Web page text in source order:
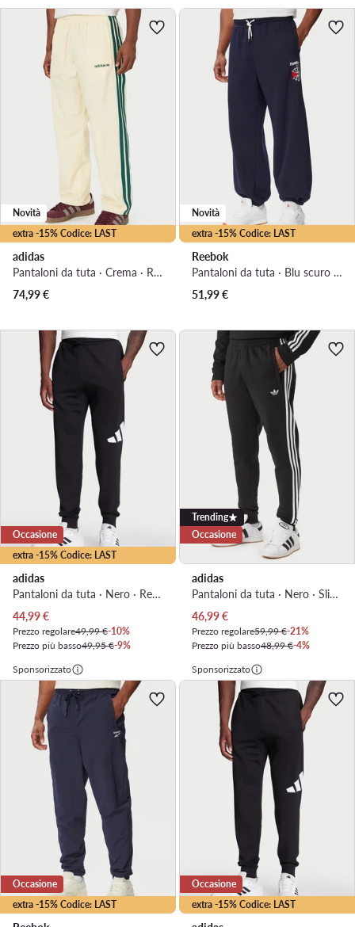
extra -15% Codice: LAST
Novità
adidas
Pantaloni da tuta · Crema · Regular Fit
74,99€
extra -15% Codice: LAST
Novità
Reebok
Pantaloni da tuta · Blu scuro · Regular Fit
51,99€
extra -15% Codice: LAST
Occasione
adidas
Pantaloni da tuta · Nero · Regular Fit
Prezzo attuale
44,99€
Prezzo regolare49,99 €-10%
Prezzo più basso49,95 €-9%
Trending
Occasione
adidas
Pantaloni da tuta · Nero · Slim Fit
Prezzo attuale
46,99€
Prezzo regolare59,99 €-21%
Prezzo più basso48,99 €-4%
Sponsorizzato
extra -15% Codice: LAST
Occasione
Sponsorizzato
extra -15% Codice: LAST
Occasione